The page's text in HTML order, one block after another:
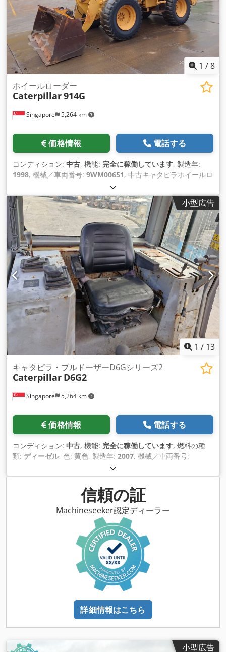
1 /8
Singapore 5,264 km
ホイールローダー
Caterpillar914G
価格情報 電話する
コンディション: 中古, 機能: 完全に稼働しています, 製造年:
1998, 機械／車両番号: 9WM00651, 中古キャタピラホイールロ
ーダー Cedpov Dr Ngjfx Aaxsrf モデル: 914G シリアルナンバ
ー: 9WM00651 年式: 1998
小型広告
1 / 13
Singapore 5,264 km
キャタピラ・ブルドーザーD6Gシリーズ2
Caterpillar D6G2
価格情報 電話する
コンディション: 中古, 機能: 完全に稼働しています, 燃料の種
類: ディーゼル, 色: 黄色, 製造年: 2007, 機械／車両番号:
, 商品説明 中古キャタピラーブルドーザ
ー キャタピラー製 モデル D6G2 クローラ移動式 最大先進出力
190kw 最大定格速度 2200 rpm トランスミッション・タイプ
パワーシフト ディーゼルエンジン 現状販売 Crsdpfx
Aaeumtipjxsf お問い合わせ ヴィジャイ JPNインダストリア
ル・トレーディング社 13A パンダンクレセント、シンガポール
信頼の証
Machineseeker認定ディーラー
詳細情報はこちら
小型広告